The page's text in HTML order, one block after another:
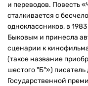
и переводов. Повесть
сталкивается с
одноклассников, в
Быковым и принесла
сценарии к
(такое название
шестого "Б"»)
Государственной